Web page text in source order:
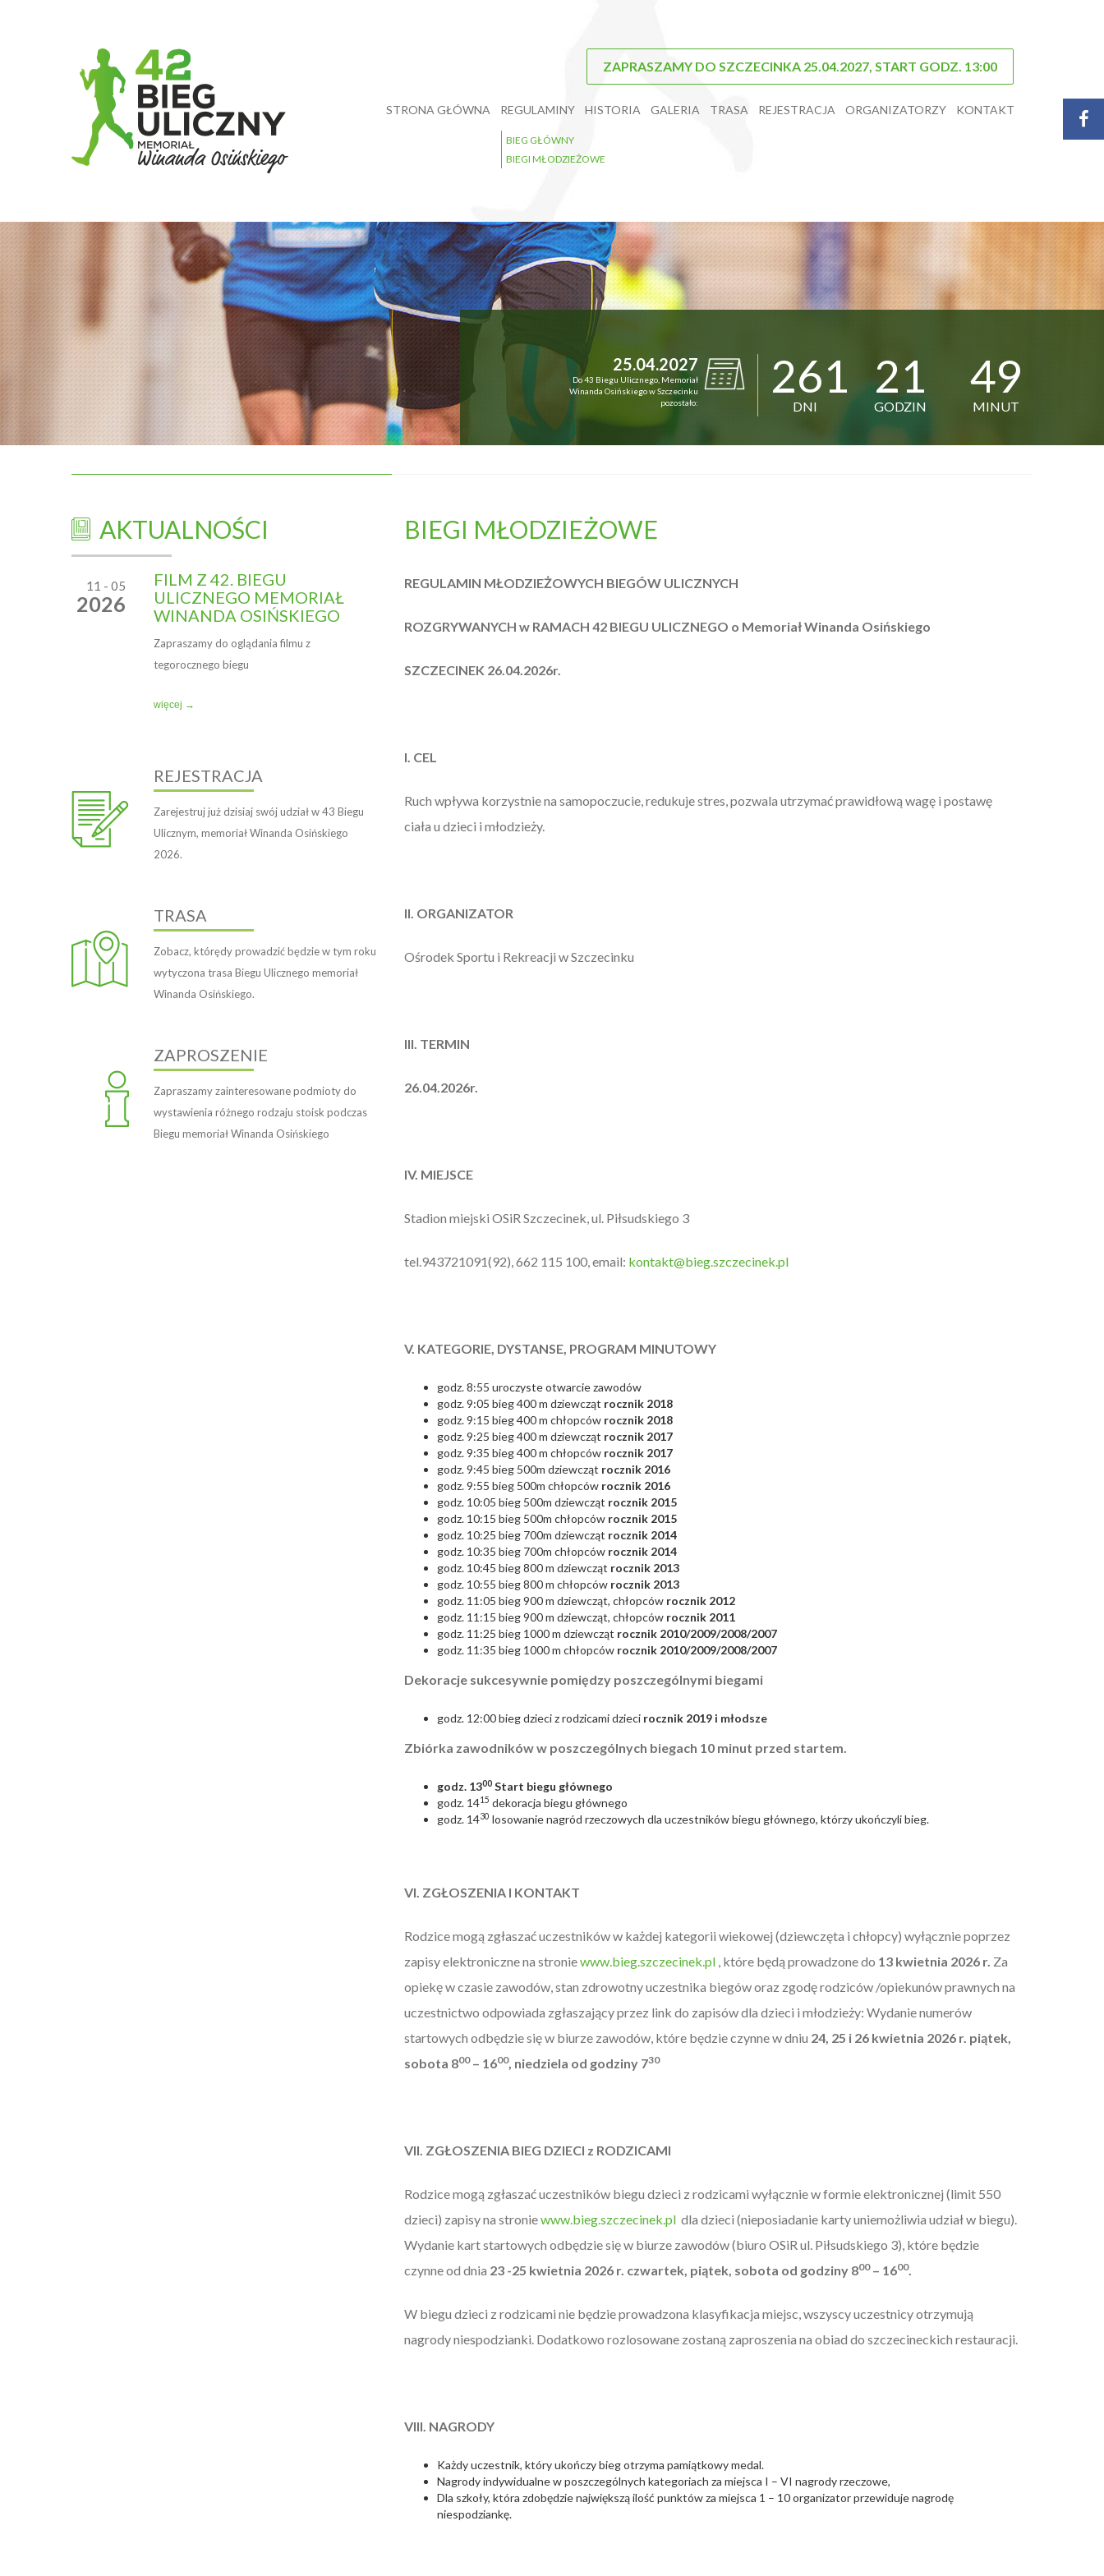
ZAPRASZAMY DO SZCZECINKA 25.04.2027, START GODZ. 13:00
STRONA GŁÓWNA REGULAMINY
BIEG GŁÓWNY
BIEGI MŁODZIEŻOWE
HISTORIA GALERIA TRASA REJESTRACJA ORGANIZATORZY KONTAKT
25.04.2027
Do 43 Biegu Ulicznego, Memoriał
Winanda Osińskiego w Szczecinku
pozostało:
261
DNI
21
GODZIN
49
MINUT
AKTUALNOŚCI
11 - 05
2026
FILM Z 42. BIEGU
ULICZNEGO MEMORIAŁ
WINANDA OSIŃSKIEGO
Zapraszamy do oglądania filmu z
tegorocznego biegu
więcej →
REJESTRACJA
Zarejestruj już dzisiaj swój udział w 43 Biegu
Ulicznym, memoriał Winanda Osińskiego
2026.
TRASA
Zobacz, którędy prowadzić będzie w tym roku
wytyczona trasa Biegu Ulicznego memoriał
Winanda Osińskiego.
ZAPROSZENIE
Zapraszamy zainteresowane podmioty do
wystawienia różnego rodzaju stoisk podczas
Biegu memoriał Winanda Osińskiego
BIEGI MŁODZIEŻOWE
REGULAMIN MŁODZIEŻOWYCH BIEGÓW ULICZNYCH
ROZGRYWANYCH w RAMACH 42 BIEGU ULICZNEGO o Memoriał Winanda Osińskiego
SZCZECINEK 26.04.2026r.
I. CEL
Ruch wpływa korzystnie na samopoczucie, redukuje stres, pozwala utrzymać prawidłową wagę i postawę
ciała u dzieci i młodzieży.
II. ORGANIZATOR
Ośrodek Sportu i Rekreacji w Szczecinku
III. TERMIN
26.04.2026r.
IV. MIEJSCE
Stadion miejski OSiR Szczecinek, ul. Piłsudskiego 3
tel.943721091(92), 662 115 100, email: kontakt@bieg.szczecinek.pl
V. KATEGORIE, DYSTANSE, PROGRAM MINUTOWY
godz. 8:55 uroczyste otwarcie zawodów
godz. 9:05 bieg 400 m dziewcząt rocznik 2018
godz. 9:15 bieg 400 m chłopców rocznik 2018
godz. 9:25 bieg 400 m dziewcząt rocznik 2017
godz. 9:35 bieg 400 m chłopców rocznik 2017
godz. 9:45 bieg 500m dziewcząt rocznik 2016
godz. 9:55 bieg 500m chłopców rocznik 2016
godz. 10:05 bieg 500m dziewcząt rocznik 2015
godz. 10:15 bieg 500m chłopców rocznik 2015
godz. 10:25 bieg 700m dziewcząt rocznik 2014
godz. 10:35 bieg 700m chłopców rocznik 2014
godz. 10:45 bieg 800 m dziewcząt rocznik 2013
godz. 10:55 bieg 800 m chłopców rocznik 2013
godz. 11:05 bieg 900 m dziewcząt, chłopców rocznik 2012
godz. 11:15 bieg 900 m dziewcząt, chłopców rocznik 2011
godz. 11:25 bieg 1000 m dziewcząt rocznik 2010/2009/2008/2007
godz. 11:35 bieg 1000 m chłopców rocznik 2010/2009/2008/2007
Dekoracje sukcesywnie pomiędzy poszczególnymi biegami
godz. 12:00 bieg dzieci z rodzicami dzieci rocznik 2019 i młodsze
Zbiórka zawodników w poszczególnych biegach 10 minut przed startem.
godz. 1300 Start biegu głównego
godz. 1415 dekoracja biegu głównego
godz. 1430 losowanie nagród rzeczowych dla uczestników biegu głównego, którzy ukończyli bieg.
VI. ZGŁOSZENIA I KONTAKT
Rodzice mogą zgłaszać uczestników w każdej kategorii wiekowej (dziewczęta i chłopcy) wyłącznie poprzez
zapisy elektroniczne na stroniewww.bieg.szczecinek.pl , które będą prowadzone do 13 kwietnia 2026 r. Za
opiekę w czasie zawodów, stan zdrowotny uczestnika biegów oraz zgodę rodziców /opiekunów prawnych na
uczestnictwo odpowiada zgłaszający przez link do zapisów dla dzieci i młodzieży: Wydanie numerów
startowych odbędzie się w biurze zawodów, które będzie czynne w dniu 24, 25 i 26 kwietnia 2026 r. piątek,
sobota 800– 1600, niedziela od godziny 730
VII. ZGŁOSZENIA BIEG DZIECI z RODZICAMI
Rodzice mogą zgłaszać uczestników biegu dzieci z rodzicami wyłącznie w formie elektronicznej (limit 550
dzieci) zapisy na stroniewww.bieg.szczecinek.pl dla dzieci (nieposiadanie karty uniemożliwia udział w biegu).
Wydanie kart startowych odbędzie się w biurze zawodów (biuro OSiR ul. Piłsudskiego 3), które będzie
czynne od dnia 23 -25 kwietnia 2026 r. czwartek, piątek, sobota od godziny 800– 1600.
W biegu dzieci z rodzicami nie będzie prowadzona klasyfikacja miejsc, wszyscy uczestnicy otrzymują
nagrody niespodzianki. Dodatkowo rozlosowane zostaną zaproszenia na obiad do szczecineckich restauracji.
VIII. NAGRODY
Każdy uczestnik, który ukończy bieg otrzyma pamiątkowy medal.
Nagrody indywidualne w poszczególnych kategoriach za miejsca I – VI nagrody rzeczowe,
Dla szkoły, która zdobędzie największą ilość punktów za miejsca 1 – 10 organizator przewiduje nagrodę
niespodziankę.